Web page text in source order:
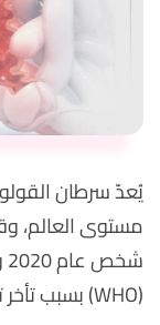
يُعدّ سرطان
(WHO) بسبب تأخر تشخيصه وعلاجه في كثير من الأحيان.